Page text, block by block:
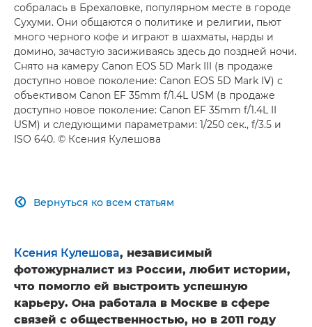
собралась в Брехаловке, популярном месте в городе
Сухуми. Они общаются о политике и религии, пьют
много черного кофе и играют в шахматы, нарды и
домино, зачастую засиживаясь здесь до поздней ночи.
Снято на камеру Canon EOS 5D Mark III (в продаже
доступно новое поколение: Canon EOS 5D Mark IV) с
объективом Canon EF 35mm f/1.4L USM (в продаже
доступно новое поколение: Canon EF 35mm f/1.4L II
USM) и следующими параметрами: 1/250 сек., f/3.5 и
ISO 640. © Ксения Кулешова
Вернуться ко всем статьям

Ксения Кулешова, независимый
фотожурналист из России, любит истории,
что помогло ей выстроить успешную
карьеру. Она работала в Москве в сфере
связей с общественностью, но в 2011 году